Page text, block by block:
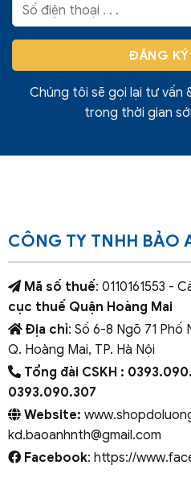
Chúng tôi sẽ gọi lại tư vấn
trong thời gian
CÔNG TY TNHH BẢO
Mã số thuế: 0110161553 -
cục thuế Quận Hoàng Mai
Địa chỉ: Số 6-8 Ngõ 71 Phố
Q. Hoàng Mai, TP. Hà Nội
Tổng đài CSKH :
0393.090.307
Website:
kd.baoanhnth@gmail.com
Facebook: https://